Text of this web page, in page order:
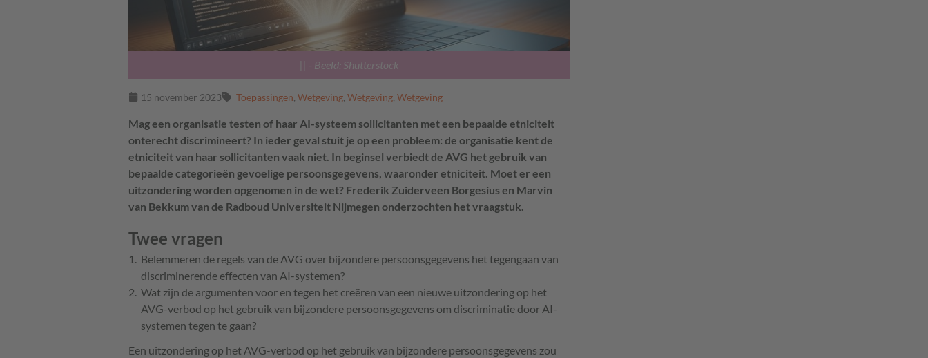
- Beeld: Shutterstock
15 november 2023 Toepassingen, Wetgeving, Wetgeving, Wetgeving
Mag een organisatie testen of haar AI-systeem sollicitanten met een bepaalde etniciteit
onterecht discrimineert? In ieder geval stuit je op een probleem: de organisatie kent de
etniciteit van haar sollicitanten vaak niet. In beginsel verbiedt de AVG het gebruik van
bepaalde categorieën gevoelige persoonsgegevens, waaronder etniciteit. Moet er een
uitzondering worden opgenomen in de wet? Frederik Zuiderveen Borgesius en Marvin
van Bekkum van de Radboud Universiteit Nijmegen onderzochten het vraagstuk.
Twee vragen
Belemmeren de regels van de AVG over bijzondere persoonsgegevens het tegengaan van
discriminerende effecten van AI-systemen?
Wat zijn de argumenten voor en tegen het creëren van een nieuwe uitzondering op het
AVG-verbod op het gebruik van bijzondere persoonsgegevens om discriminatie door AI-
systemen tegen te gaan?
Een uitzondering op het AVG-verbod op het gebruik van bijzondere persoonsgegevens zou